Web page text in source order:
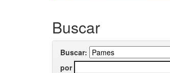
Buscar
Buscar:
por